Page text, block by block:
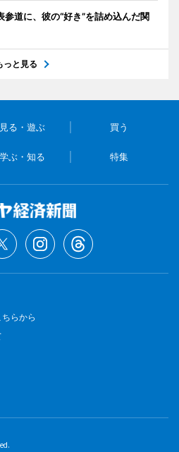
道に、彼の“好き”を詰め込んだ関
っと見る
見る・遊ぶ 買う
学ぶ・知る 特集
らから